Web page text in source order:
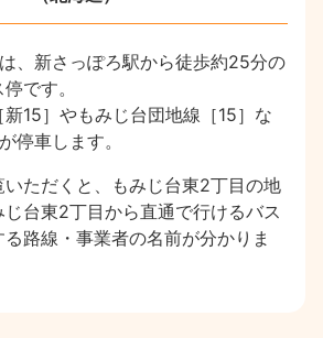
、新さっぽろ駅から徒歩約25分の
です。
15］やもみじ台団地線［15］な
停車します。
いただくと、もみじ台東2丁目の地
台東2丁目から直通で行けるバス
路線・事業者の名前が分かりま